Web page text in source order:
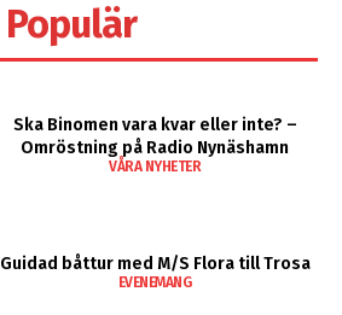
Populär
Ska Binomen vara kvar eller inte? –
Omröstning på Radio Nynäshamn
VÅRA NYHETER
Guidad båttur med M/S Flora till Trosa
EVENEMANG